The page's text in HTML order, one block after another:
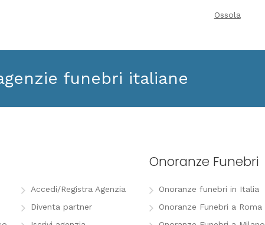
Ossola
funebri italiane
Accedi/Registra Agenzia
Diventa partner
Onoranze Funebri
Onoranze funebri in Italia
Onoranze Funebri a Roma